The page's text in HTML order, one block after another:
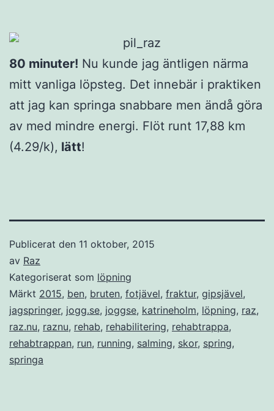
80 minuter! Nu kunde jag äntligen närma
mitt vanliga löpsteg. Det innebär i praktiken
att jag kan springa snabbare men ändå göra
av med mindre energi. Flöt runt 17,88 km
(4.29/k), lätt!
Publicerat den 11 oktober, 2015
av Raz
Kategoriserat som löpning
Märkt 2015, ben, bruten, fotjävel, fraktur, gipsjävel,
jagspringer, jogg.se, joggse, katrineholm, löpning, raz,
raz.nu, raznu, rehab, rehabilitering, rehabtrappa,
rehabtrappan, run, running, salming, skor, spring,
springa